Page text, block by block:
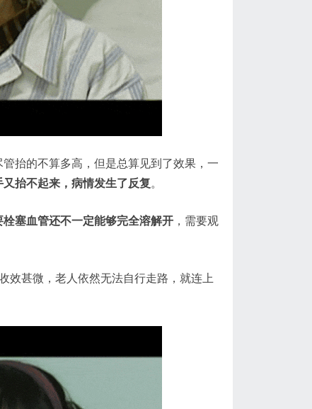
抬的不算多高，但是总算见到了效果，一
抬不起来，病情发生了反复。
塞血管还不一定能够完全溶解开 ，需要观
效甚微，老人依然无法自行走路，就连上